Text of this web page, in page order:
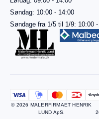
Søndag: 10:00 - 14:00
Søndage fra 1/5 til 1/9: 10:00
© 2026 MALERFIRMAET HENRIK
LUND ApS.